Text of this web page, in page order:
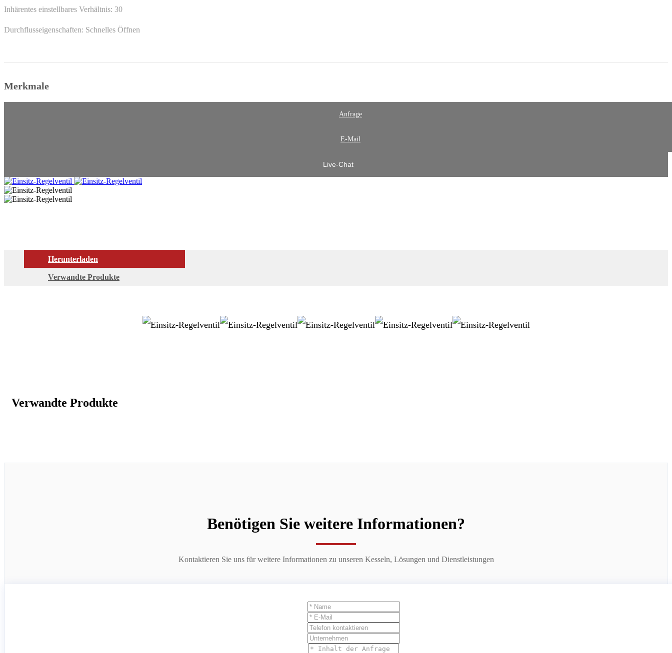
Inhärentes einstellbares Verhältnis: 30
Durchflusseigenschaften: Schnelles Öffnen
Merkmale
Anfrage
E-Mail
Live-Chat
Herunterladen
Verwandte Produkte
Verwandte Produkte
Benötigen Sie weitere Informationen?
Kontaktieren Sie uns für weitere Informationen zu unseren Kesseln, Lösungen und Dienstleistungen